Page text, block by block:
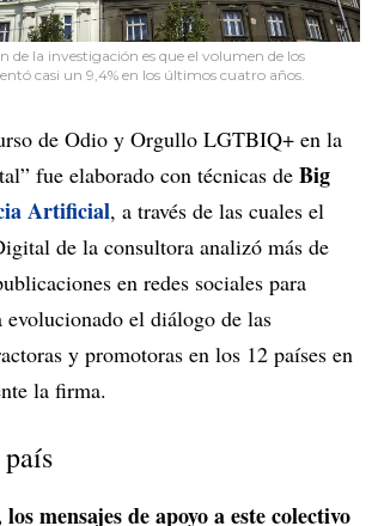
de la investigación es que el volumen de los
casi un 9,4% en los últimos cuatro años.
de Odio y Orgullo LGTBIQ+ en la
fue elaborado con técnicas de Big
Artificial, a través de las cuales el
de la consultora analizó más de
en redes sociales para
evolucionado el diálogo de las
y promotoras en los 12 países en
la firma.
mensajes de apoyo a este colectivo